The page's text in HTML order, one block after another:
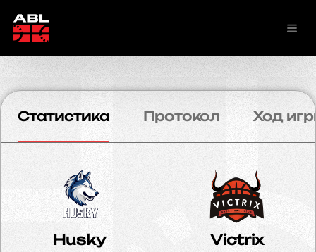
Статистика Протокол Ход
Husky Victrix